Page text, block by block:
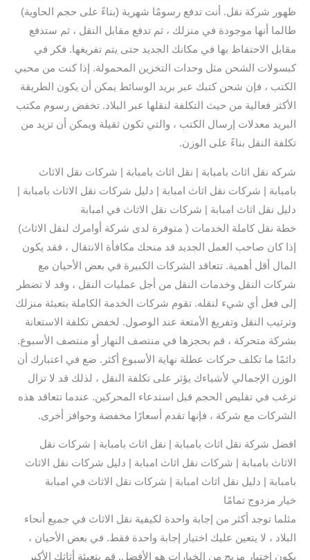
ظهور شركة نقل. أنت تدفع رسومًا شهرية (بناءً على حجم الحاوية)
طالما أنها موجودة في منزلك ، ثم تدفع مقابل النقل ، ثم ستدفع
مقابل الاحتفاظ بها في مكانك الجديد حتى يتم تفريغها. فكر في
كبسولات الشحن مثل وحدات التخزين المحمولة. إذا كنت من محبي
الكتب ، فإن شحن كتبك عبر بريد الوسائط يمكن أن يكون الطريقة
الأكثر فعالية من حيث التكلفة لنقلها عبر البلاد. تخفض رسوم مكتب
البريد معدلات إرسال الكتب ، والتي تكون ثقيلة ويمكن أن تزيد من
تكلفة النقل بناءً على الوزن.
شركه نقل اثاث بامبابة | نقل اثاث بامبابة | شركات نقل الاثاث
بامبابة | شركات نقل اثاث امبابة | دليل شركات نقل الاثاث بامبابة |
دليل نقل اثاث امبابة | شركات نقل الاثاث في امبابة
خطة نقل كاملة الخدمات ( متوفرة لدى شركة أوامرك لنقل الاثاث)
إذا كان صاحب العمل الجديد قد منحك مكافأة الانتقال ، فقد يكون
المال أقل أهمية. تتعاقد الشركات الكبيرة في بعض الأحيان مع
شركات النقل وخدمات النقل من أجل عمليات النقل ، وقد لا تضطر
إلى فعل أي شيء لنقله. تقوم شركات الخدمة الكاملة بتعبئة منزلك
وترتيب النقل وتفريغ الأمتعة عند الوصول. لخفض تكلفة الاستعانة
بشركة متحركة ، قم بحجزها في منتصف النهار أو منتصف الأسبوع.
دائمًا ما تكلف حركات عطلة نهاية الأسبوع أكثر. ضع في اعتبارك أن
الوزن الإجمالي لأشياءك يؤثر على تكلفة النقل ، لذلك قد لا تزال
ترغب في تقليص الحجم قبل استدعاء المحركين. عندما تتعاقد هذه
الشركات مع شركة ، فإنها تقدم أسعارًا مخفضة وحوافز أخرى.
افضل شركة نقل اثاث بامبابة | نقل اثاث بامبابة | شركات نقل
الاثاث بامبابة | شركات نقل اثاث امبابة | دليل شركات نقل الاثاث
بامبابة | دليل نقل اثاث امبابة | شركات نقل الاثاث في امبابة
خيار مزدوج تمامًا
مثلما توجد أكثر من إجابة واحدة لكيفية نقل الاثاث في جميع أنحاء
البلاد ، لا يتعين عليك اختيار إجابة واحدة فقط. في بعض الأحيان ،
يكون اختيار مزيج من الخيارات هو الأفضل. قم بتعبئة أثاثك الأكبر